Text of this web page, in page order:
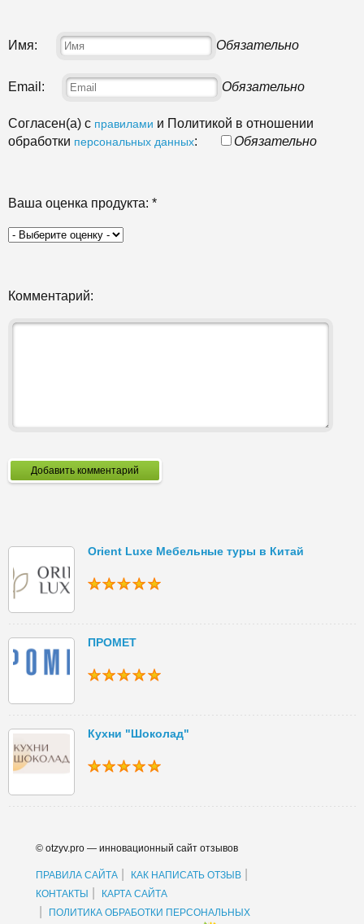
Имя: Обязательно
Email: Обязательно
Согласен(а) с правилами и Политикой в отношении
обработки персональных данных: Обязательно
Ваша оценка продукта: *
Комментарий:
Добавить комментарий
Orient Luxe Мебельные туры в Китай
ПРОМЕТ
Кухни "Шоколад"
© otzyv.pro — инновационный сайт отзывов
ПРАВИЛА САЙТА КАК НАПИСАТЬ ОТЗЫВ
КОНТАКТЫ КАРТА САЙТА
ПОЛИТИКА ОБРАБОТКИ ПЕРСОНАЛЬНЫХ